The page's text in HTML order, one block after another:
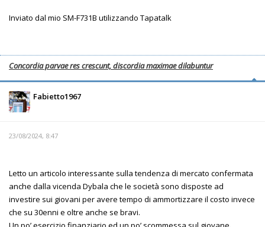
Inviato dal mio SM-F731B utilizzando Tapatalk
Concordia parvae res crescunt, discordia maximae dilabuntur
Fabietto1967
23/08/2024, 8:47
Letto un articolo interessante sulla tendenza di mercato confermata
anche dalla vicenda Dybala che le società sono disposte ad
investire sui giovani per avere tempo di ammortizzare il costo invece
che su 30enni e oltre anche se bravi.